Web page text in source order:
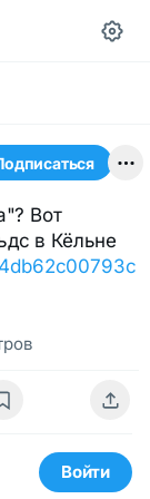
Вот
в Кёльне
Войти